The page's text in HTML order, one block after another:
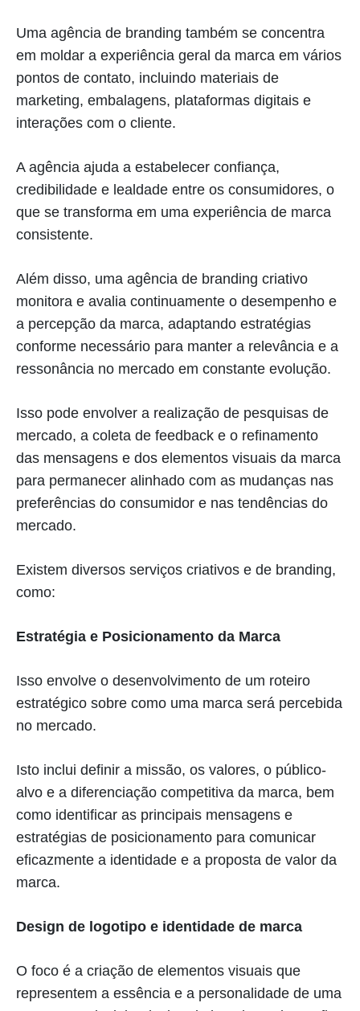
Uma agência de branding também se concentra
em moldar a experiência geral da marca em vários
pontos de contato, incluindo materiais de
marketing, embalagens, plataformas digitais e
interações com o cliente.
A agência ajuda a estabelecer confiança,
credibilidade e lealdade entre os consumidores, o
que se transforma em uma experiência de marca
consistente.
Além disso, uma agência de branding criativo
monitora e avalia continuamente o desempenho e
a percepção da marca, adaptando estratégias
conforme necessário para manter a relevância e a
ressonância no mercado em constante evolução.
Isso pode envolver a realização de pesquisas de
mercado, a coleta de feedback e o refinamento
das mensagens e dos elementos visuais da marca
para permanecer alinhado com as mudanças nas
preferências do consumidor e nas tendências do
mercado.
Existem diversos serviços criativos e de branding,
como:
Estratégia e Posicionamento da Marca
Isso envolve o desenvolvimento de um roteiro
estratégico sobre como uma marca será percebida
no mercado.
Isto inclui definir a missão, os valores, o público-
alvo e a diferenciação competitiva da marca, bem
como identificar as principais mensagens e
estratégias de posicionamento para comunicar
eficazmente a identidade e a proposta de valor da
marca.
Design de logotipo e identidade de marca
O foco é a criação de elementos visuais que
representem a essência e a personalidade de uma